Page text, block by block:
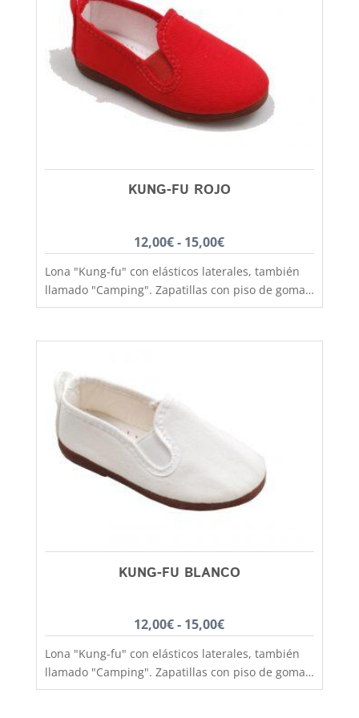
KUNG-FU ROJO
12,00€ - 15,00€Rango
de
precios:
desde
Lona "Kung-fu" con elásticos laterales, también
llamado "Camping". Zapatillas con piso de goma
antideslizante, ligero acolchado interior y
cómoda, práctica y gran variedad de colores y
deportes de interior, gimnasia, festivales.. y una
buena alternativa como zapatilla de estar en casa
por su comodidad y fácil lavado. Una
zapatilla que no puede faltar en ningún almario.
Debes tener en cuenta que al lavarlas encojen un
poquito!
KUNG-FU BLANCO
12,00€ - 15,00€Rango
de
precios:
desde
Lona "Kung-fu" con elásticos laterales, también
llamado "Camping". Zapatillas con piso de goma
antideslizante, ligero acolchado interior y